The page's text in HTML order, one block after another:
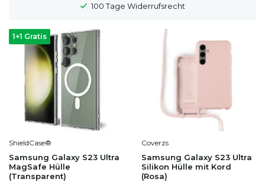
100 Tage Widerrufsrecht
1+1 Gratis
ShieldCase®
Samsung Galaxy S23 Ultra
MagSafe Hülle
(Transparent)
Coverzs
Samsung Galaxy S23 Ultra
Silikon Hülle mit Kord
(Rosa)